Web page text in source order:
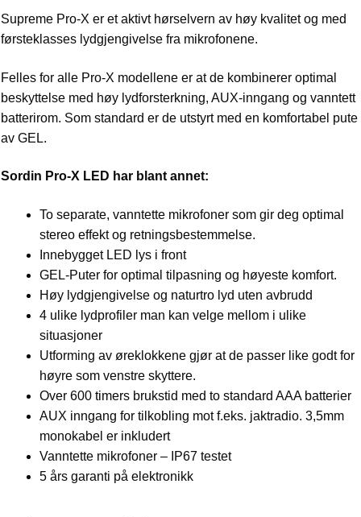
Supreme Pro-X er et aktivt hørselvern av høy kvalitet og med
førsteklasses lydgjengivelse fra mikrofonene.
Felles for alle Pro-X modellene er at de kombinerer optimal
beskyttelse med høy lydforsterkning, AUX-inngang og vanntett
batterirom. Som standard er de utstyrt med en komfortabel pute
av GEL.
Sordin Pro-X LED har blant annet:
To separate, vanntette mikrofoner som gir deg optimal
stereo effekt og retningsbestemmelse.
Innebygget LED lys i front
GEL-Puter for optimal tilpasning og høyeste komfort.
Høy lydgjengivelse og naturtro lyd uten avbrudd
4 ulike lydprofiler man kan velge mellom i ulike
situasjoner
Utforming av øreklokkene gjør at de passer like godt for
høyre som venstre skyttere.
Over 600 timers brukstid med to standard AAA batterier
AUX inngang for tilkobling mot f.eks. jaktradio. 3,5mm
monokabel er inkludert
Vanntette mikrofoner – IP67 testet
5 års garanti på elektronikk